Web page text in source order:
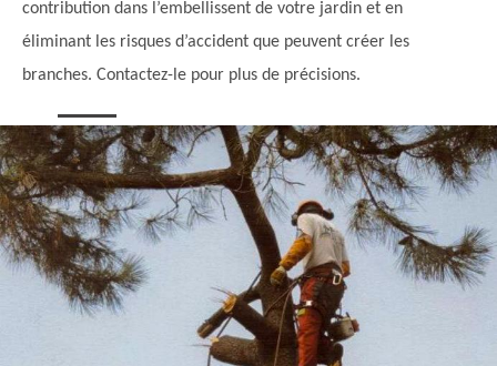
contribution dans l’embellissent de votre jardin et en
éliminant les risques d’accident que peuvent créer les
branches. Contactez-le pour plus de précisions.